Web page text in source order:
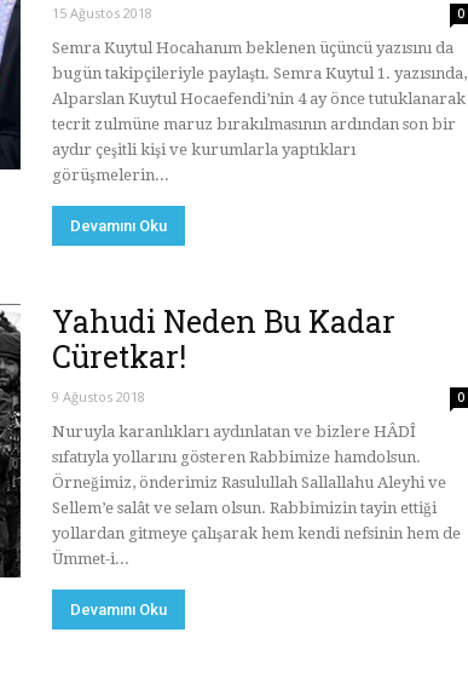
15 Ağustos 2018 0
Semra Kuytul Hocahanım beklenen üçüncü yazısını da
bugün takipçileriyle paylaştı. Semra Kuytul 1. yazısında,
Alparslan Kuytul Hocaefendi’nin 4 ay önce tutuklanarak
tecrit zulmüne maruz bırakılmasının ardından son bir
aydır çeşitli kişi ve kurumlarla yaptıkları
görüşmelerin...
Devamını Oku
Yahudi Neden Bu Kadar
Cüretkar!
9 Ağustos 2018 0
Nuruyla karanlıkları aydınlatan ve bizlere HÂDÎ
sıfatıyla yollarını gösteren Rabbimize hamdolsun.
Örneğimiz, önderimiz Rasulullah Sallallahu Aleyhi ve
Sellem’e salât ve selam olsun. Rabbimizin tayin ettiği
yollardan gitmeye çalışarak hem kendi nefsinin hem de
Ümmet-i...
Devamını Oku